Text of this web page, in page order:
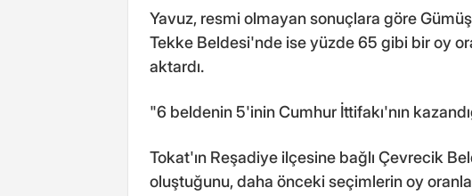
Yavuz, resmi olmayan sonuçlara göre
Tekke Beldesi'nde ise yüzde 65 gibi bir oy
aktardı.
"6 beldenin 5'inin Cumhur İttifakı'nın
Tokat'ın Reşadiye ilçesine bağlı Çevrecik
oluştuğunu, daha önceki seçimlerin oy